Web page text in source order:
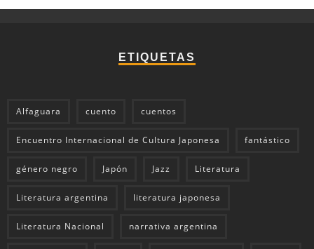
ETIQUETAS
Alfaguara cuento cuentos
Encuentro Internacional de Cultura Japonesa fantástico
género negro Japón Jazz Literatura
Literatura argentina literatura japonesa
Literatura Nacional narrativa argentina